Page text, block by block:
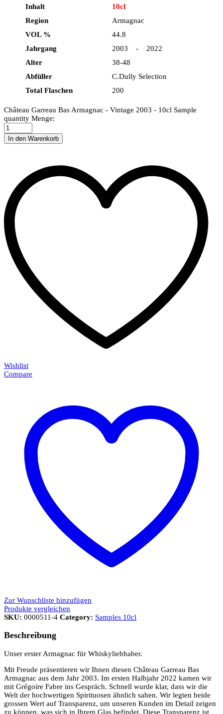
Inhalt
10cl
Region
Armagnac
VOL %
44.8
Jahrgang
2003 - 2022
Alter
38-48
Abfüller
C.Dully Selection
Total Flaschen
200
Château Garreau Bas Armagnac - Vintage 2003 - 10cl Sample
quantity Menge:
In den Warenkorb
Wishlist
Compare
Zur Wunschliste hinzufügen
Produkte vergleichen
SKU: 0000511-4 Category: Samples 10cl
Beschreibung
Unser erster Armagnac für Whiskyliebhaber.
Mit Freude präsentieren wir Ihnen diesen Château Garreau Bas
Armagnac aus dem Jahr 2003. Im ersten Halbjahr 2022 kamen wir
mit Grégoire Fabre ins Gespräch. Schnell wurde klar, dass wir die
Welt der hochwertigen Spirituosen ähnlich sahen. Wir legten beide
grossen Wert auf Transparenz, um unseren Kunden im Detail zeigen
zu können, was sich in Ihrem Glas befindet. Diese Transparenz ist